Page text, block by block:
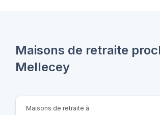
Maisons de retraite
Mellecey
Maisons de retraite à